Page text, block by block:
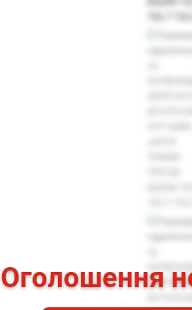
Оголошення